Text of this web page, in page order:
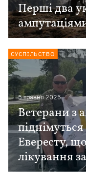
Перші два
5 травня 2025
Ветерани з
Евересту,
лікування
СУСПІЛЬСТВО